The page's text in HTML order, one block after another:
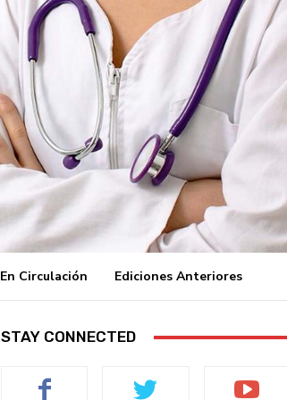
En Circulación Ediciones Anteriores
STAY CONNECTED